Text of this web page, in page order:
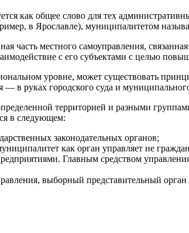
как общее слово для тех
в Ярославле), муниципалитетом
часть местного самоуправления,
с его субъектами с целью
уровне, может существовать
— в руках городского суда и
территорией и разными
в следующем:
законодательных органов;
как орган управляет не
Главным средством
выборный представительный орган